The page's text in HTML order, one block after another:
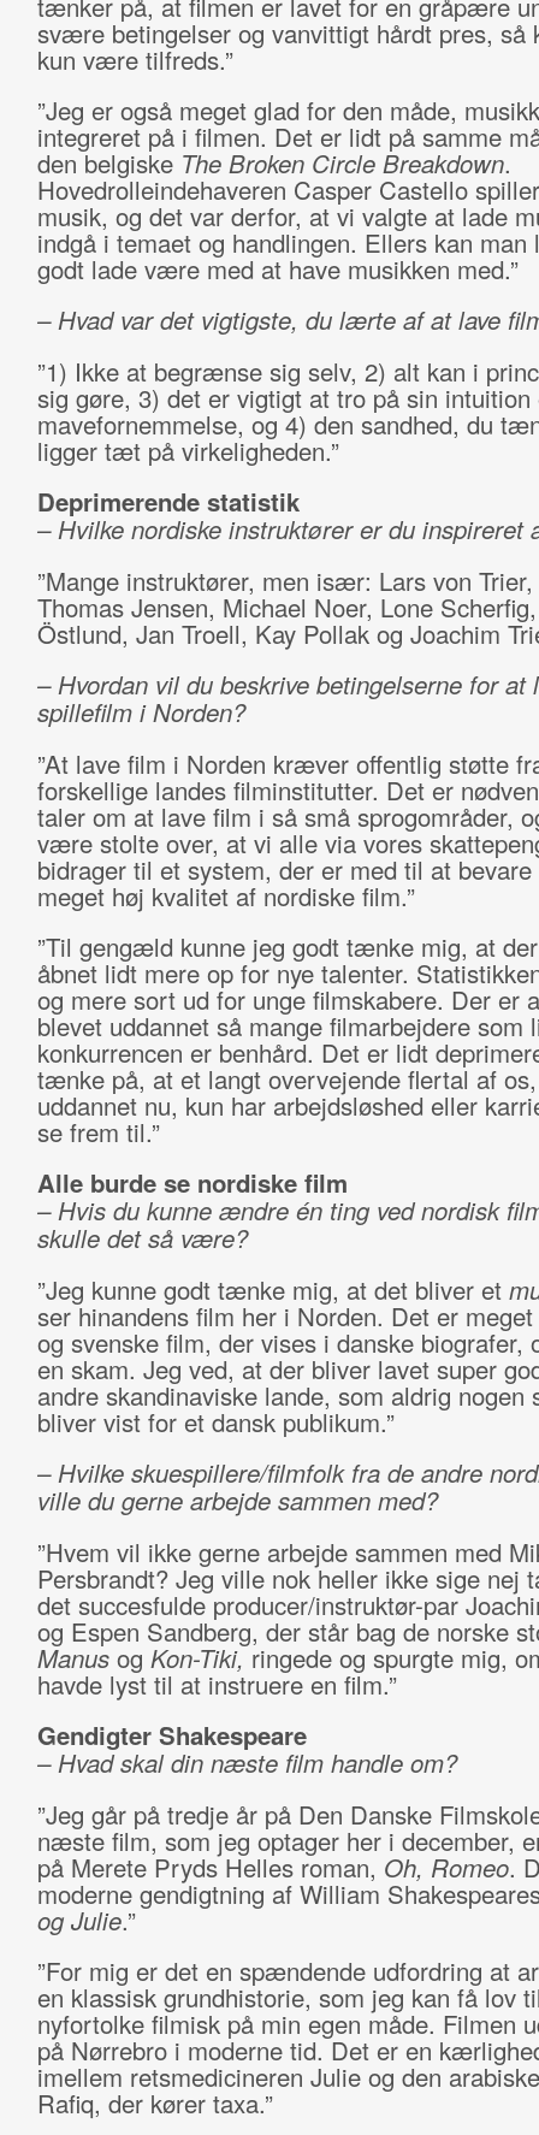
svære betingelser og vanvittigt hårdt pres, så
kun være tilfreds.”
”Jeg er også meget glad for den måde,
integreret på i filmen. Det er lidt på samme
den belgiske The Broken Circle Breakdown.
Hovedrolleindehaveren Casper Castello
musik, og det var derfor, at vi valgte at lade
indgå i temaet og handlingen. Ellers kan man
godt lade være med at have musikken med.”
– Hvad var det vigtigste, du lærte af at lave
”1) Ikke at begrænse sig selv, 2) alt kan i
sig gøre, 3) det er vigtigt at tro på sin intuition
mavefornemmelse, og 4) den sandhed, du
ligger tæt på virkeligheden.”
Deprimerende statistik
– Hvilke nordiske instruktører er du inspireret
”Mange instruktører, men især: Lars von
Thomas Jensen, Michael Noer, Lone
Östlund, Jan Troell, Kay Pollak og Joachim
– Hvordan vil du beskrive betingelserne for at
spillefilm i Norden?
”At lave film i Norden kræver offentlig støtte
forskellige landes filminstitutter. Det er
taler om at lave film i så små sprogområder,
være stolte over, at vi alle via vores
bidrager til et system, der er med til at
meget høj kvalitet af nordiske film.”
”Til gengæld kunne jeg godt tænke mig, at
åbnet lidt mere op for nye talenter.
og mere sort ud for unge filmskabere. Der er
blevet uddannet så mange filmarbejdere som
konkurrencen er benhård. Det er lidt
tænke på, at et langt overvejende flertal af
uddannet nu, kun har arbejdsløshed eller
se frem til.”
Alle burde se nordiske film
– Hvis du kunne ændre én ting ved nordisk
skulle det så være?
”Jeg kunne godt tænke mig, at det bliver et
ser hinandens film her i Norden. Det er
og svenske film, der vises i danske biografer,
en skam. Jeg ved, at der bliver lavet super
andre skandinaviske lande, som aldrig nogen
bliver vist for et dansk publikum.”
– Hvilke skuespillere/filmfolk fra de andre
ville du gerne arbejde sammen med?
”Hvem vil ikke gerne arbejde sammen med
Persbrandt? Jeg ville nok heller ikke sige nej
det succesfulde producer/instruktør-par
og Espen Sandberg, der står bag de norske
Manusog Kon-Tiki,ringede og spurgte mig,
havde lyst til at instruere en film.”
Gendigter Shakespeare
– Hvad skal din næste film handle om?
”Jeg går på tredje år på Den Danske
næste film, som jeg optager her i december,
på Merete Pryds Helles roman, Oh, Romeo.
moderne gendigtning af William
og Julie.”
”For mig er det en spændende udfordring at
en klassisk grundhistorie, som jeg kan få lov
nyfortolke filmisk på min egen måde. Filmen
på Nørrebro i moderne tid. Det er en
imellem retsmedicineren Julie og den
Rafiq, der kører taxa.”